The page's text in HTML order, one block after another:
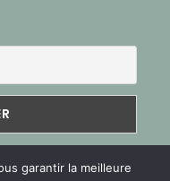
garantir la meilleure